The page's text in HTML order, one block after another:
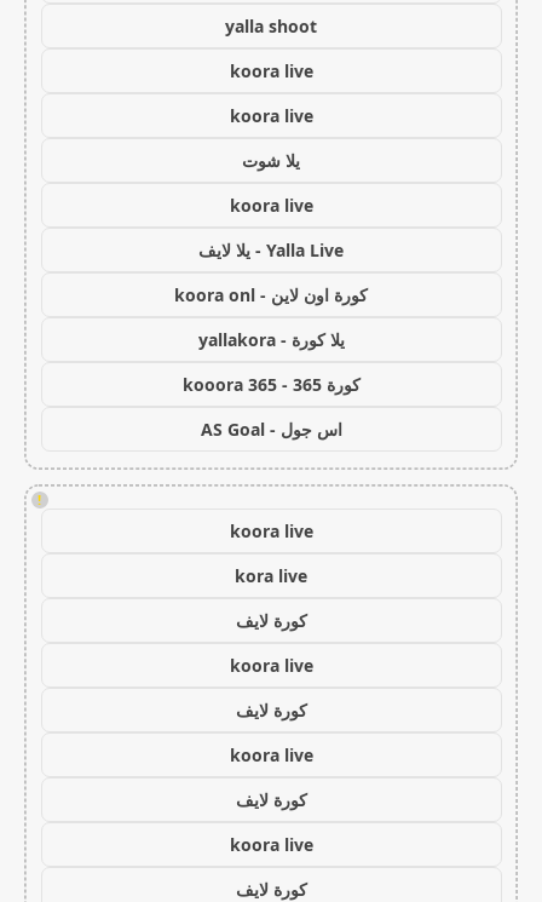
yalla shoot
koora live
koora live
يلا شوت
koora live
Yalla Live - يلا لايف
كورة اون لاين - koora onl
يلا كورة - yallakora
كورة 365 - kooora 365
اس جول - AS Goal
!
koora live
kora live
كورة لايف
koora live
كورة لايف
koora live
كورة لايف
koora live
كورة لايف